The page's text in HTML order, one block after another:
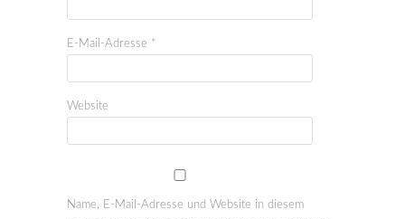
E-Mail-Adresse *
Website
Name, E-Mail-Adresse und Website in diesem